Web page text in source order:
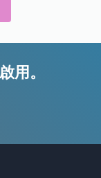
用。